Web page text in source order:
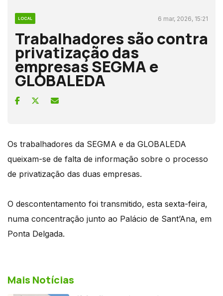
LOCAL 6 mar, 2026, 15:21
Trabalhadores são contra
privatização das
empresas SEGMA e
GLOBALEDA
Os trabalhadores da SEGMA e da GLOBALEDA
queixam-se de falta de informação sobre o processo
de privatização das duas empresas.
O descontentamento foi transmitido, esta sexta-feira,
numa concentração junto ao Palácio de Sant’Ana, em
Ponta Delgada.
Mais Notícias